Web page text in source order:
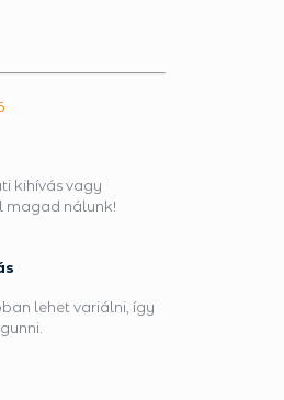
kihívás vagy
magad nálunk!
lehet variálni, így